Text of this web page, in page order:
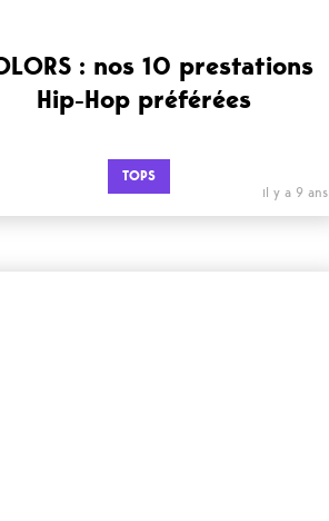
: nos 10 prestations
Hip-Hop préférées
TOPS
il y a 9 ans